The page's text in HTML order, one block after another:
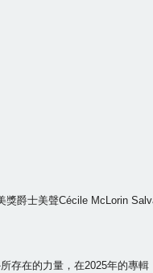
爵士美聲Cécile McLorin
在的力量，在2025年的專